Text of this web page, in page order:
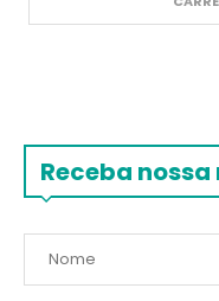
Receba